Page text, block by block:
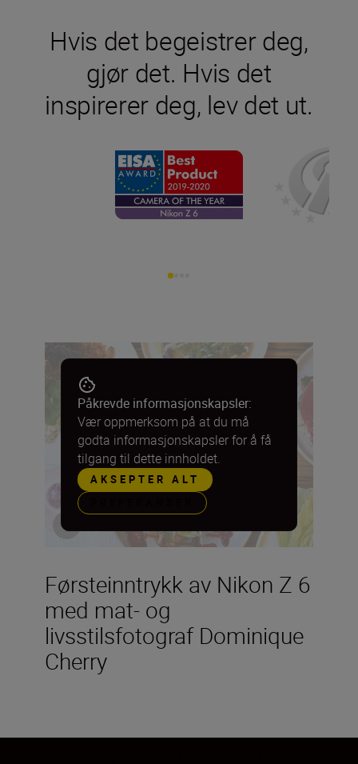
Hvis det begeistrer deg,
gjør det. Hvis det
inspirerer deg, lev det ut.
Førsteinntrykk av Nikon Z 6
med mat- og
livsstilsfotograf Dominique
Cherry
Påkrevde informasjonskapsler:
Vær oppmerksom på at du må
godta informasjonskapsler for å få
tilgang til dette innholdet.
AKSEPTER ALT